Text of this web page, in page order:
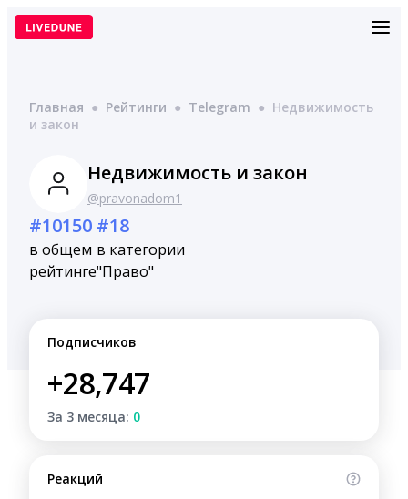
Перейти
Главная ● Рейтинги ● Telegram ● Недвижимость
и закон
Недвижимость и закон
@pravonadom1
#10150
в общем
рейтинге
#18
в категории
"Право"
Подписчиков
+28,747
За 3 месяца: 0
Реакций